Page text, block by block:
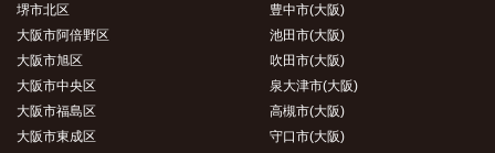
堺市北区
大阪市阿倍野区
大阪市旭区
大阪市中央区
大阪市福島区
大阪市東成区
豊中市(大阪)
池田市(大阪)
吹田市(大阪)
泉大津市(大阪)
高槻市(大阪)
守口市(大阪)